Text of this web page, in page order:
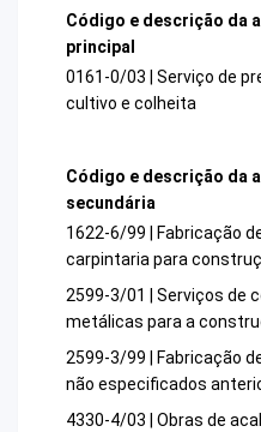
Código e descrição da
principal
0161-0/03 | Serviço de
cultivo e colheita
Código e descrição da
secundária
1622-6/99 | Fabricação
carpintaria para
2599-3/01 | Serviços de
metálicas para a
2599-3/99 | Fabricação
não especificados
4330-4/03 | Obras de